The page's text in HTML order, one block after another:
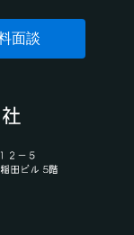
面談